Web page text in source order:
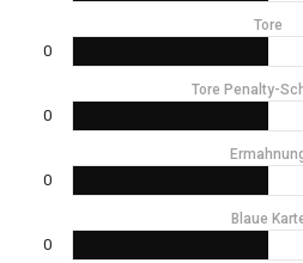
Tore
0
Tore Penalty-
0
0
Blaue
0